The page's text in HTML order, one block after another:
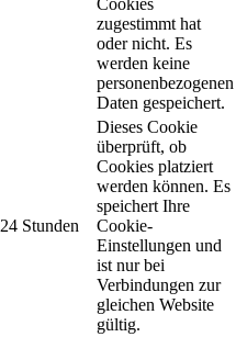
zugestimmt hat
oder nicht. Es
werden keine
personenbezogenen
Daten gespeichert.
24 Stunden
Dieses Cookie
überprüft, ob
Cookies platziert
werden können. Es
speichert Ihre
Cookie-
Einstellungen und
ist nur bei
Verbindungen zur
gleichen Website
gültig.